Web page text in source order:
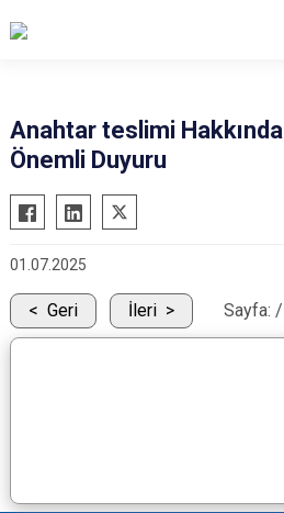
Anahtar teslimi Hakkında
Önemli Duyuru
01.07.2025
Geri İleri Sayfa: /